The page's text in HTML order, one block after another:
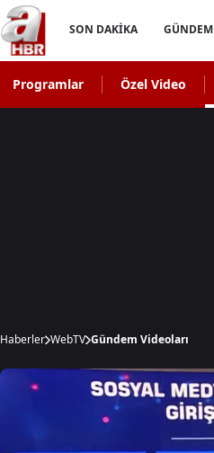
SON DAKİKA GÜNDEM
Programlar Özel Video
Haberler WebTV Gündem Videoları